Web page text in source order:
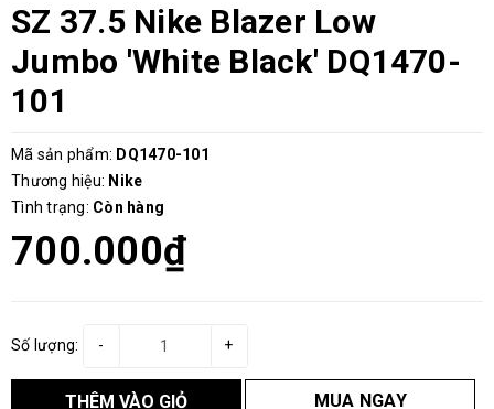
SZ 37.5 Nike Blazer Low
Jumbo 'White Black' DQ1470-
101
Mã sản phẩm: DQ1470-101
Thương hiệu: Nike
Tình trạng: Còn hàng
700.000₫
Số lượng: +
-
THÊM VÀO GIỎ MUA NGAY